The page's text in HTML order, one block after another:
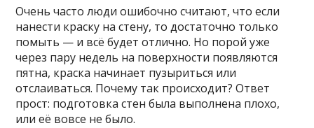
Очень часто люди ошибочно считают, что если
нанести краску на стену, то достаточно только
помыть — и всё будет отлично. Но порой уже
через пару недель на поверхности появляются
пятна, краска начинает пузыриться или
отслаиваться. Почему так происходит? Ответ
прост: подготовка стен была выполнена плохо,
или её вовсе не было.